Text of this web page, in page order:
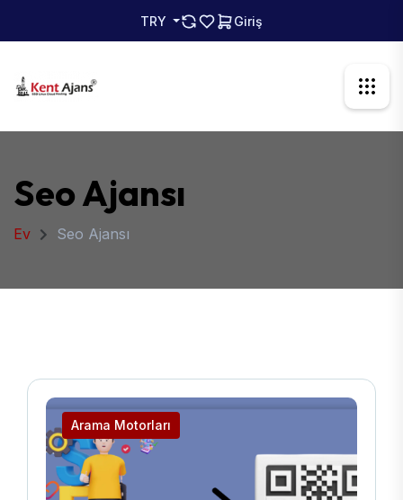
TRY Giriş
Seo Ajansı
Ev Seo Ajansı
Arama Motorları